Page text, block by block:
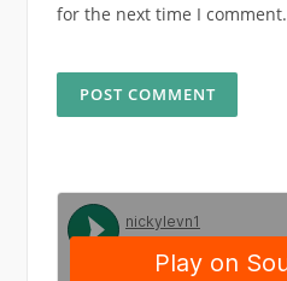
for the next time I comment.